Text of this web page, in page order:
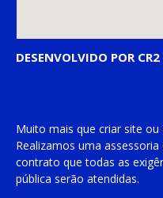
DESENVOLVIDO POR CR2
Muito mais que criar site ou
Realizamos uma assessoria
contrato que todas as
pública serão atendidas.